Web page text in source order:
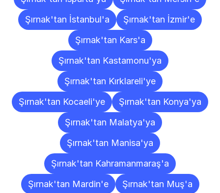
Şırnak'tan İstanbul'a
Şırnak'tan İzmir'e
Şırnak'tan Kars'a
Şırnak'tan Kastamonu'ya
Şırnak'tan Kırklareli'ye
Şırnak'tan Kocaeli'ye
Şırnak'tan Konya'ya
Şırnak'tan Malatya'ya
Şırnak'tan Manisa'ya
Şırnak'tan Kahramanmaraş'a
Şırnak'tan Mardin'e
Şırnak'tan Muş'a